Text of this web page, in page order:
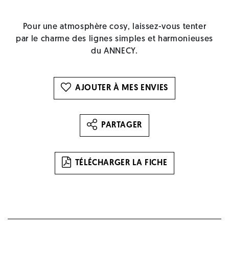
Pour une atmosphère cosy, laissez-vous tenter
par le charme des lignes simples et harmonieuses
du ANNECY.
AJOUTER À MES ENVIES
PARTAGER
TÉLÉCHARGER LA FICHE